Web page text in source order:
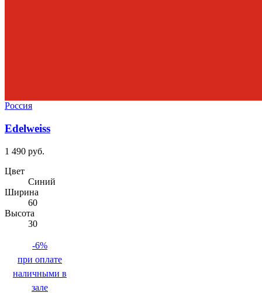
Россия
Edelweiss
1 490 руб.
Цвет
Синий
Ширина
60
Высота
30
-6%
при оплате
наличными в
зале